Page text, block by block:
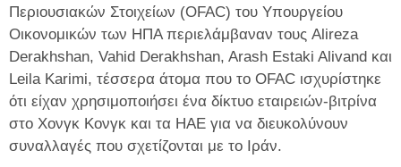
Περιουσιακών Στοιχείων (OFAC) του Υπουργείου
Οικονομικών των ΗΠΑ περιελάμβαναν τους Alireza
Derakhshan, Vahid Derakhshan, Arash Estaki Alivand και
Leila Karimi, τέσσερα άτομα που το OFAC ισχυρίστηκε
ότι είχαν χρησιμοποιήσει ένα δίκτυο εταιρειών-βιτρίνα
στο Χονγκ Κονγκ και τα ΗΑΕ για να διευκολύνουν
συναλλαγές που σχετίζονται με το Ιράν.